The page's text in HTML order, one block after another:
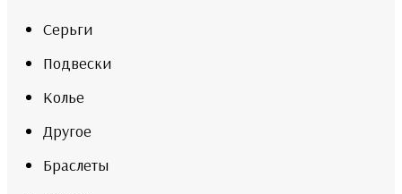
Серьги
Подвески
Колье
Другое
Браслеты